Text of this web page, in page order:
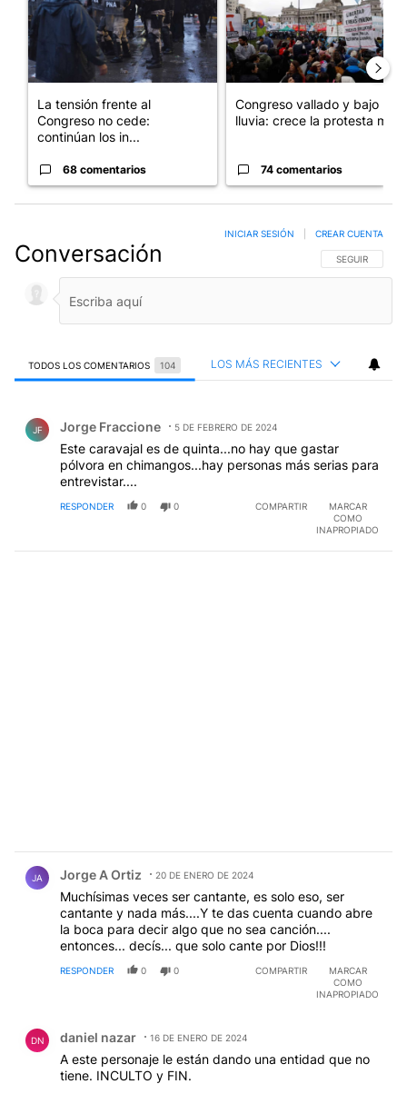
La tensión frente al
Congreso no cede:
continúan los in...
68 comentarios
Congreso vallado y bajo la
lluvia: crece la protesta mi...
74 comentarios
Conversación SIGA ESTA
SEGUIR
INICIAR SESIÓN CREAR CUENTA
TODOS LOS COMENTARIOS 104 LOS MÁS RECIENTES
JF Jorge Fraccione 5 DE FEBRERO DE 2024
Este caravajal es de quinta...no hay que gastar
pólvora en chimangos...hay personas más serias para
entrevistar....
RESPONDER 0 0 COMPARTIR
MARCAR
COMO
INAPROPIADO
JA Jorge A Ortiz 20 DE ENERO DE 2024
Muchísimas veces ser cantante, es solo eso, ser
cantante y nada más....Y te das cuenta cuando abre
la boca para decir algo que no sea canción....
entonces... decís... que solo cante por Dios!!!
RESPONDER 0 0 COMPARTIR
MARCAR
COMO
INAPROPIADO
DN daniel nazar 16 DE ENERO DE 2024
A este personaje le están dando una entidad que no
tiene. INCULTO y FIN.